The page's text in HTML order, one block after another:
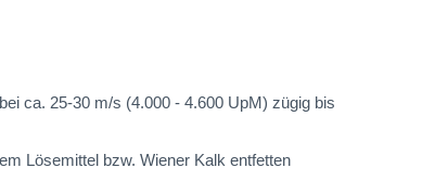
bei ca. 25-30 m/s (4.000 - 4.600 UpM) zügig bis
Lösemittel bzw. Wiener Kalk entfetten